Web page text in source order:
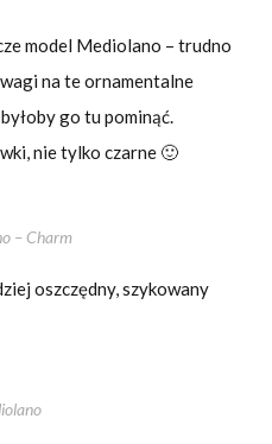
model Mediolano – trudno
na te ornamentalne
go tu pominąć.
nie tylko czarne 🙂
– Charm
oszczędny, szykowany